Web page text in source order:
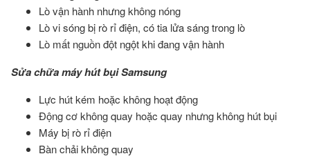
Lò vận hành nhưng không nóng
Lò vi sóng bị rò rỉ điện, có tia lửa sáng trong lò
Lò mất nguồn đột ngột khi đang vận hành
Sửa chữa máy hút bụi Samsung
Lực hút kém hoặc không hoạt động
Động cơ không quay hoặc quay nhưng không hút bụi
Máy bị rò rỉ điện
Bàn chải không quay